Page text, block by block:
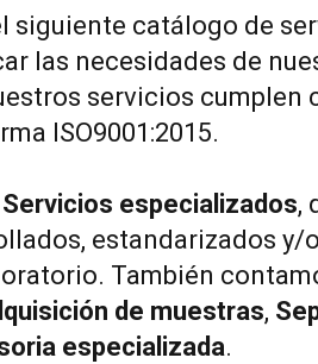
siguiente catálogo de
las necesidades de
servicios cumplen
ISO9001:2015.
Servicios especializados,
estandarizados y/o
También
de muestras,
especializada.